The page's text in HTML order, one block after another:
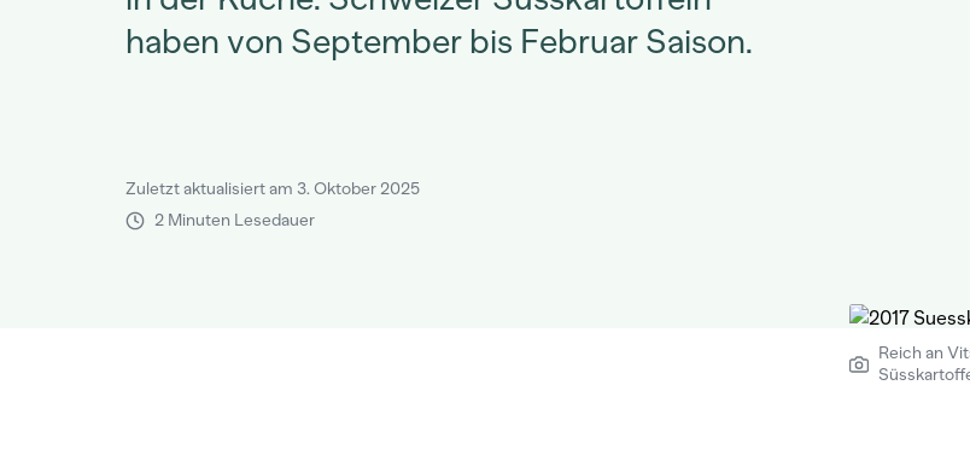
haben von September bis Februar Saison.
Zuletzt aktualisiert am 3. Oktober 2025
2 Minuten Lesedauer
Reich an